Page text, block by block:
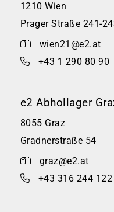
1210 Wien
Prager Straße 241-
wien21@e2.at
+43 1 290 80 90
e2 Abhollager
8055 Graz
Gradnerstraße 54
graz@e2.at
+43 316 244 122